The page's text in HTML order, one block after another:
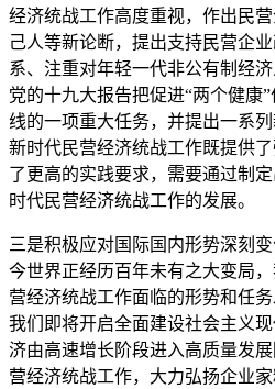
经济统战工作高度重视，作出民
己人等新论断，提出支持民营企
系、注重对年轻一代非公有制经
党的十九大报告把促进“两个健康
线的一项重大任务，并提出一系
新时代民营经济统战工作既提供
了更高的实践要求，需要通过制
时代民营经济统战工作的发展。
三是积极应对国际国内形势深刻
今世界正经历百年未有之大变局
营经济统战工作面临的形势和任
我们即将开启全面建设社会主义
济由高速增长阶段进入高质量发
营经济统战工作，大力弘扬企业